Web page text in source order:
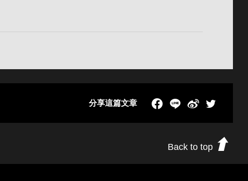
分享這篇文章 Facebook
LINE 新浪微博
Back to top